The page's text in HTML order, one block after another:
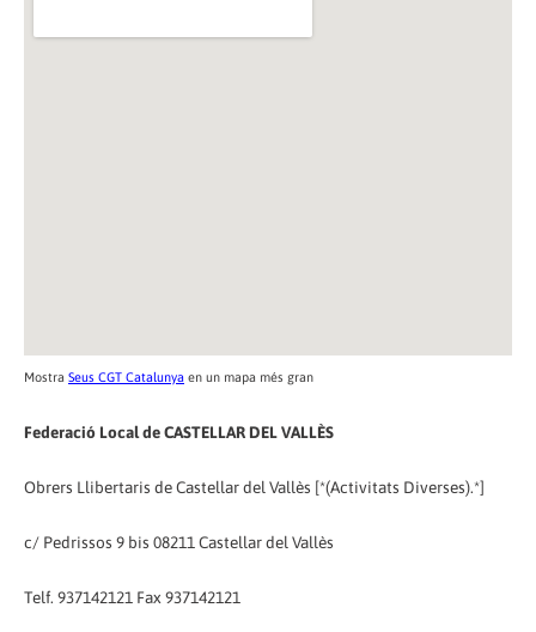
Mostra Seus CGT Catalunya en un mapa més gran
Federació Local de CASTELLAR DEL VALLÈS
Obrers Llibertaris de Castellar del Vallès [*(Activitats Diverses).*]
c/ Pedrissos 9 bis 08211 Castellar del Vallès
Telf. 937142121 Fax 937142121